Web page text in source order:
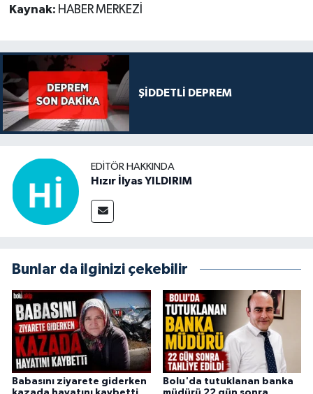
Kaynak: HABER MERKEZİ
ŞİDDETLİ DEPREM
EDITÖR HAKKINDA
Hızır İlyas YILDIRIM
Bunlar da ilginizi çekebilir
Babasını ziyarete giderken
Bolu'da tutuklanan banka